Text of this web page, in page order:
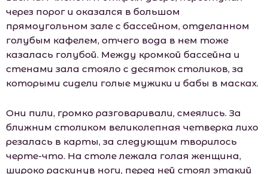
через порог и оказался в большом
прямоугольном зале с бассейном, отделанном
голубым кафелем, отчего вода в нем тоже
казалась голубой. Между кромкой бассейна и
стенами зала стояло с десяток столиков, за
которыми сидели голые мужики и бабы в масках.
Они пили, громко разговаривали, смеялись. За
ближним столиком великолепная четверка лихо
резалась в карты, за следующим творилось
черте-что. На столе лежала голая женщина,
широко раскинув ноги, перед ней стоял этакий